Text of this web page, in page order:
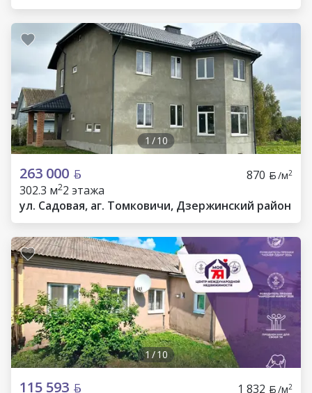
1 /10
263 000 870 /м2
302.3 м22 этажа
ул. Садовая, аг. Томковичи, Дзержинский район
1/10
115 593 1 832 /м2